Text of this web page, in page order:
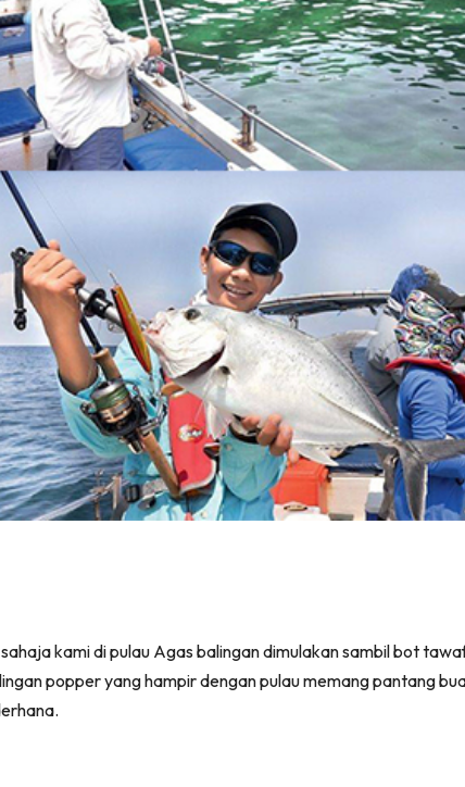
kami di pulau Agas balingan dimulakan sambil bot
popper yang hampir dengan pulau memang pantang